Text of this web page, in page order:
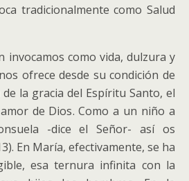
tradicionalmente como Salud
invocamos como vida, dulzura y
ofrece desde su condición de
la gracia del Espíritu Santo, el
de Dios. Como a un niño a
-dice el Señor- así os
En María, efectivamente, se ha
esa ternura infinita con la